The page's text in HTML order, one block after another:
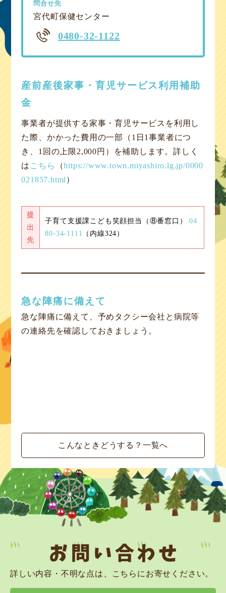
問合せ先
宮代町保健センター
0480-32-1122
産前産後家事・育児サービス利用補助
金
事業者が提供する家事・育児サービスを利用し
た際、かかった費用の一部（1日1事業者につ
き、1回の上限2,000円）を補助します。詳しく
は こちら （https://www.town.miyashiro.lg.jp/0000
021857.html ）
提
出
先
子育て支援課こども笑顔担当（⑧番窓口）04
80-34-1111 （内線324）
急な陣痛に備えて
急な陣痛に備えて、予めタクシー会社と病院等
の連絡先を確認しておきましょう。
こんなときどうする？一覧へ
詳しい内容・不明な点は、こちらにお寄せください。